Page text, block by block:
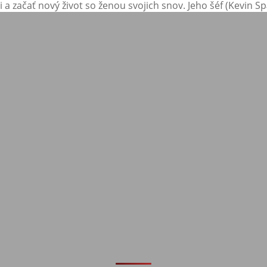
začať nový život so ženou svojich snov. Jeho šéf (Kevin